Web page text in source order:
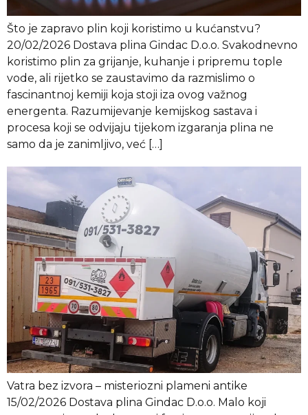
Što je zapravo plin koji koristimo u kućanstvu?
20/02/2026 Dostava plina Gindac D.o.o. Svakodnevno
koristimo plin za grijanje, kuhanje i pripremu tople
vode, ali rijetko se zaustavimo da razmislimo o
fascinantnoj kemiji koja stoji iza ovog važnog
energenta. Razumijevanje kemijskog sastava i
procesa koji se odvijaju tijekom izgaranja plina ne
samo da je zanimljivo, već […]
Vatra bez izvora – misteriozni plameni antike
15/02/2026 Dostava plina Gindac D.o.o. Malo koji